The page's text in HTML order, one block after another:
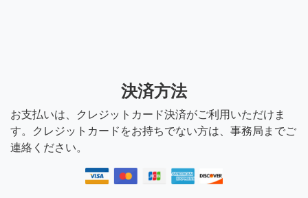
決済方法
お支払いは、クレジットカード決済がご利用いただけま
す。クレジットカードをお持ちでない方は、事務局までご
連絡ください。